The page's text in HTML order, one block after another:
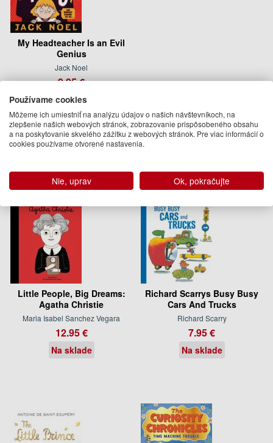
My Headteacher Is an Evil
Genius
Jack Noel
9.95 €
Na objednávku
Podobné knihy
Little People, Big Dreams:
Agatha Christie
Maria Isabel Sanchez Vegara
12.95 €
Na sklade
Richard Scarrys Busy Busy
Cars And Trucks
Richard Scarry
7.95 €
Na sklade
Používame cookies
Môžeme ich umiestniť na analýzu údajov o našich návštevníkoch, na
zlepšenie našich webových stránok, zobrazovanie prispôsobeného obsahu
a na poskytovanie skvelého zážitku z webových stránok. Pre viac informácií o
cookies používame otvorené nastavenia.
Nie, uprav Ok, pokračujte